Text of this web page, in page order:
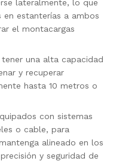
lateralmente, lo que
estanterías a ambos
el montacargas
tener una alta capacidad
y recuperar
hasta 10 metros o
con sistemas
o cable, para
alineado en los
y seguridad de